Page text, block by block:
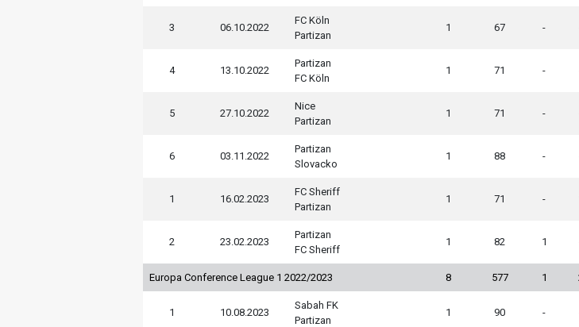
3 06.10.2022
FC Köln
Partizan
1 67 -
4 13.10.2022
Partizan
FC Köln
1 71 -
5 27.10.2022
Nice
Partizan
1 71 -
6 03.11.2022
Partizan
Slovacko
1 88 -
1 16.02.2023
FC Sheriff
Partizan
1 71 -
2 23.02.2023
Partizan
FC Sheriff
1 82 1
Europa Conference League 1 2022/2023 8 577 1
1 10.08.2023
Sabah FK
Partizan
1 90 -